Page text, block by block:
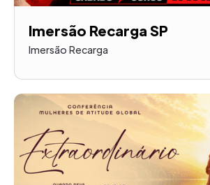
Imersão Recarga SP
Imersão Recarga